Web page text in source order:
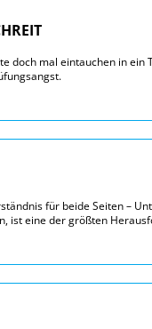
doch mal eintauchen in ein
für beide Seiten –
ist eine der größten